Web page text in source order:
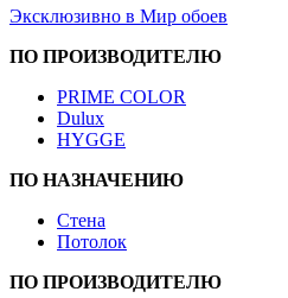
Эксклюзивно в Мир обоев
ПО ПРОИЗВОДИТЕЛЮ
PRIME COLOR
Dulux
HYGGE
ПО НАЗНАЧЕНИЮ
Стена
Потолок
ПО ПРОИЗВОДИТЕЛЮ